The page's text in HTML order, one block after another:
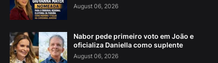
August 06, 2026
Nabor pede primeiro voto em João e
oficializa Daniella como suplente
August 06, 2026